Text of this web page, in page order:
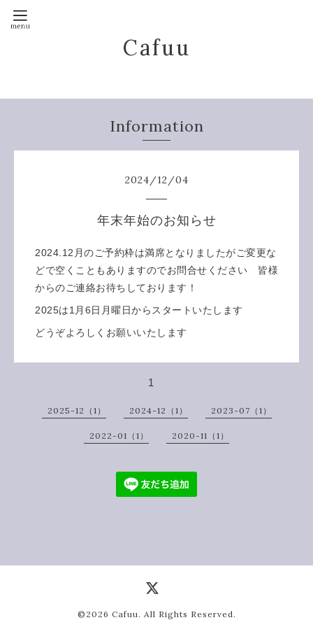
Cafuu
Information
2024/12/04
年末年始のお知らせ
2024.12月のご予約枠は満席となりましたがご変更な
どで空くこともありますのでお問合せください 皆様
からのご連絡お待ちしております！
2025は1月6日月曜日からスタートいたします
どうぞよろしくお願いいたします
1
2025-12（1） 2024-12（1） 2023-07（1）
2022-01（1） 2020-11（1）
©2026 Cafuu. All Rights Reserved.